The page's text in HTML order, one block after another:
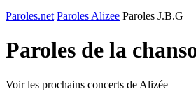
Paroles.net Paroles Alizee Paroles J.B.G
Paroles de la
Voir les prochains concerts de Alizée